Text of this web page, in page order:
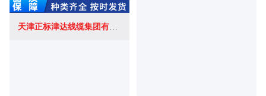
天津正标津达线缆集团有限公司